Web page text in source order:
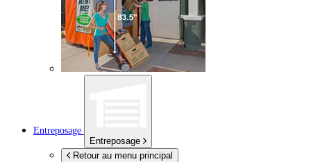
Entreposage
Entreposage
Retour au menu principal